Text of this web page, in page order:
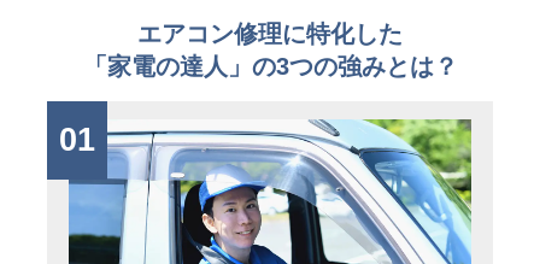
エアコン修理に特化した
「家電の達人」の3つの強みとは？
01